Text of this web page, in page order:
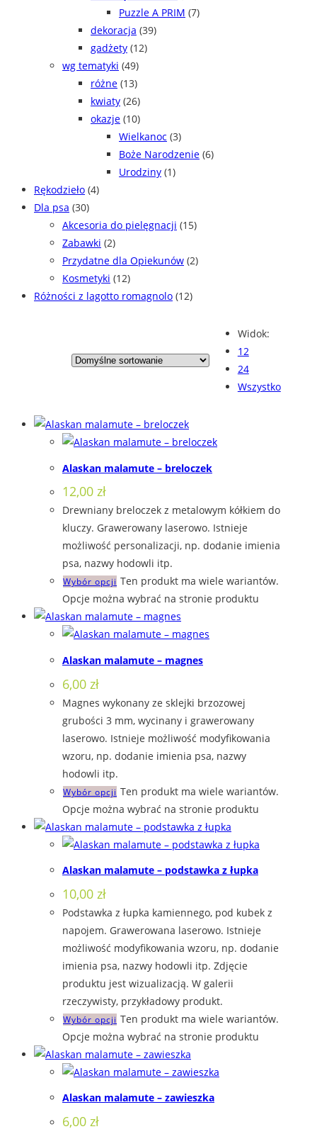
Widok:
12
24
Wszystko
Alaskan malamute – breloczek
12,00 zł
Drewniany breloczek z metalowym kółkiem do
kluczy. Grawerowany laserowo. Istnieje
możliwość personalizacji, np. dodanie imienia
psa, nazwy hodowli itp.
Wybór opcji Ten produkt ma wiele wariantów.
Opcje można wybrać na stronie produktu
Alaskan malamute – magnes
6,00 zł
Magnes wykonany ze sklejki brzozowej
grubości 3 mm, wycinany i grawerowany
laserowo. Istnieje możliwość modyfikowania
wzoru, np. dodanie imienia psa, nazwy
hodowli itp.
Wybór opcji Ten produkt ma wiele wariantów.
Opcje można wybrać na stronie produktu
Alaskan malamute – podstawka z łupka
10,00 zł
Podstawka z łupka kamiennego, pod kubek z
napojem. Grawerowana laserowo. Istnieje
możliwość modyfikowania wzoru, np. dodanie
imienia psa, nazwy hodowli itp. Zdjęcie
produktu jest wizualizacją. W galerii
rzeczywisty, przykładowy produkt.
Wybór opcji Ten produkt ma wiele wariantów.
Opcje można wybrać na stronie produktu
Alaskan malamute – zawieszka
6,00 zł
Puzzle A PRIM (7)
dekoracja (39)
gadżety (12)
wg tematyki (49)
różne (13)
kwiaty (26)
okazje (10)
Wielkanoc (3)
Boże Narodzenie (6)
Urodziny (1)
Rękodzieło (4)
Dla psa (30)
Akcesoria do pielęgnacji (15)
Zabawki (2)
Przydatne dla Opiekunów (2)
Kosmetyki (12)
Różności z lagotto romagnolo (12)